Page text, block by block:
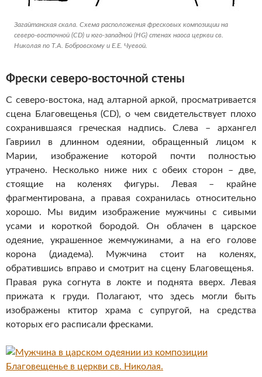
Загайтанская скала. Схема расположения фресковых композиции на
северо-восточной (CD) и юго-западной (HG) стенах наоса церкви св.
Николая по Т.А. Бобровскому и Е.Е. Чуевой.
Фрески северо-восточной стены
С северо-востока, над алтарной аркой, просматривается
сцена Благовещенья (CD), о чем свидетельствует плохо
сохранившаяся греческая надпись. Слева – архангел
Гавриил в длинном одеянии, обращенный лицом к
Марии, изображение которой почти полностью
утрачено. Несколько ниже них с обеих сторон – две,
стоящие на коленях фигуры. Левая – крайне
фрагментирована, а правая сохранилась относительно
хорошо. Мы видим изображение мужчины с сивыми
усами и короткой бородой. Он облачен в царское
одеяние, украшенное жемчужинами, а на его голове
корона (диадема). Мужчина стоит на коленях,
обратившись вправо и смотрит на сцену Благовещенья.
Правая рука согнута в локте и поднята вверх. Левая
прижата к груди. Полагают, что здесь могли быть
изображены ктитор храма с супругой, на средства
которых его расписали фресками.